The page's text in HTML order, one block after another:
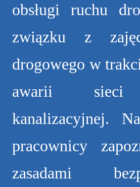
obsługi ruchu
związku z
drogowego w
awarii sieci
kanalizacyjnej.
pracownicy
zasadami